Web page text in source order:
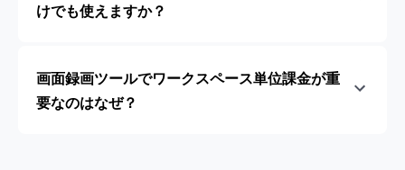
けでも使えますか？
画面録画ツールでワークスペース単位課金が重
要なのはなぜ？